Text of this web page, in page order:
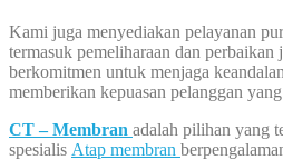
Kami juga menyediakan pelayanan
termasuk pemeliharaan dan
berkomitmen untuk menjaga
memberikan kepuasan pelanggan
CT – Membran adalah pilihan yang
spesialis Atap membran